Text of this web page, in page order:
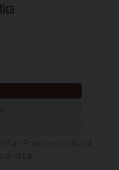
San Francesco in Assisi